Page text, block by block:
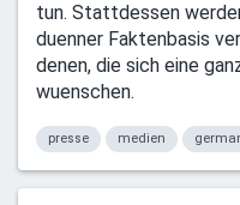
tun. Stattdessen
duenner Faktenbasis
denen, die sich eine
wuenschen.
presse medien